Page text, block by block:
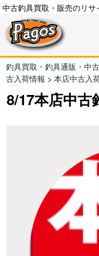
中古釣具買取・販売のリ
釣具買取・釣具通販・中
古入荷情報 > 本店中古入
8/17本店中古